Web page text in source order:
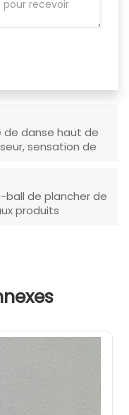
de danse haut de
sensation de
de plancher de
produits